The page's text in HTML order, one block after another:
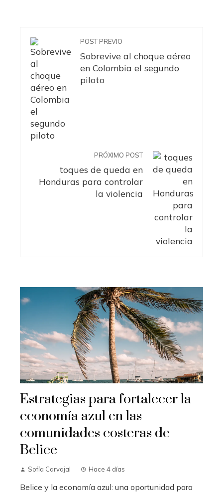
POST PREVIO
Sobrevive al choque aéreo
en Colombia el segundo
piloto
PRÓXIMO POST
toques de queda en
Honduras para controlar
la violencia
Estrategias para fortalecer la
economía azul en las
comunidades costeras de
Belice
Sofía Carvajal Hace 4 días
Belice y la economía azul: una oportunidad para